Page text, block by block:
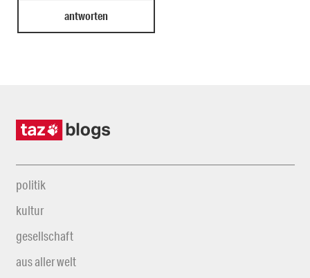
politik
kultur
gesellschaft
aus aller welt